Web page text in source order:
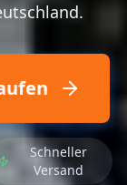
Schneller
Versand